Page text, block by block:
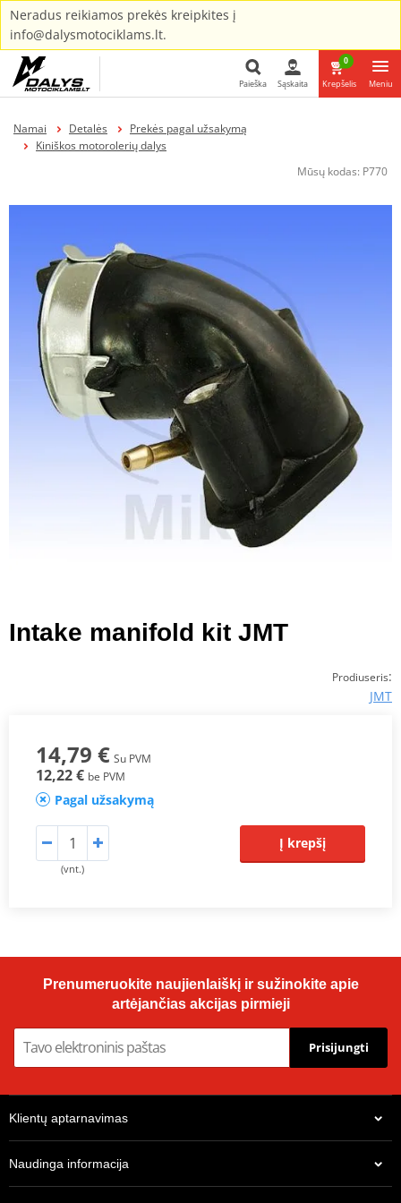
Neradus reikiamos prekės kreipkites į
info@dalysmotociklams.lt.
Paieška Sąskaita
0
Krepšelis Meniu
Namai Detalės
Prekės pagal užsakymą
Kiniškos motorolerių dalys
Mūsų kodas: P770
Intake manifold kit JMT
Prodiuseris:
JMT
14,79 € Su PVM
12,22 € be PVM
Pagal užsakymą
(vnt.)
Į krepšį
Prenumeruokite naujienlaiškį ir sužinokite apie
artėjančias akcijas pirmieji
Prisijungti
Klientų aptarnavimas
Naudinga informacija